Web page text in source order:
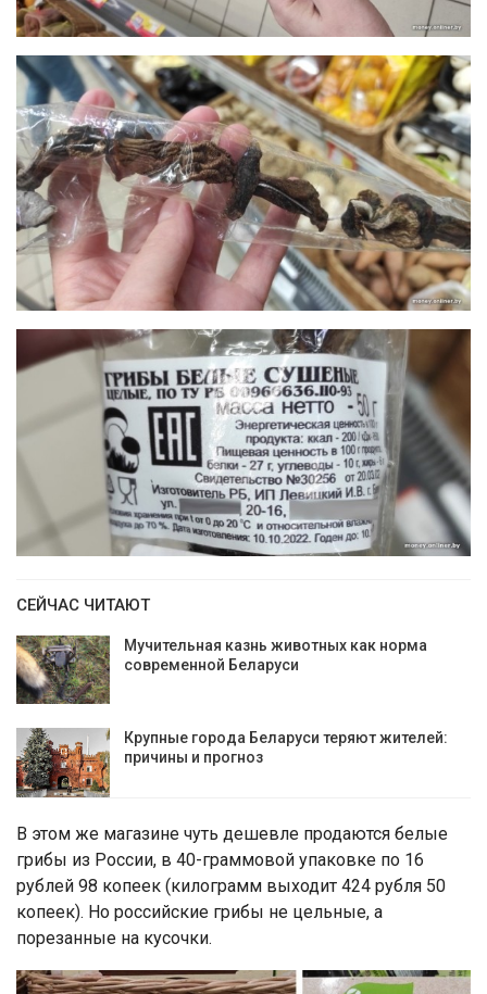
СЕЙЧАС ЧИТАЮТ
Мучительная казнь животных как норма
современной Беларуси
Крупные города Беларуси теряют жителей:
причины и прогноз
В этом же магазине чуть дешевле продаются белые
грибы из России, в 40-граммовой упаковке по 16
рублей 98 копеек (килограмм выходит 424 рубля 50
копеек). Но российские грибы не цельные, а
порезанные на кусочки.